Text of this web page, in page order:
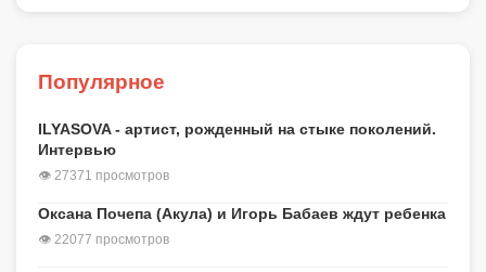
Популярное
ILYASOVA - артист, рожденный на стыке поколений.
Интервью
👁 27371 просмотров
Оксана Почепа (Акула) и Игорь Бабаев ждут ребенка
👁 22077 просмотров